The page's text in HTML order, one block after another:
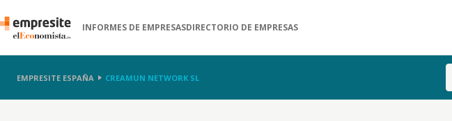
INFORMES DE EMPRESASDIRECTORIO DE EMPRESAS
EMPRESITE ESPAÑA CREAMUN NETWORK SL